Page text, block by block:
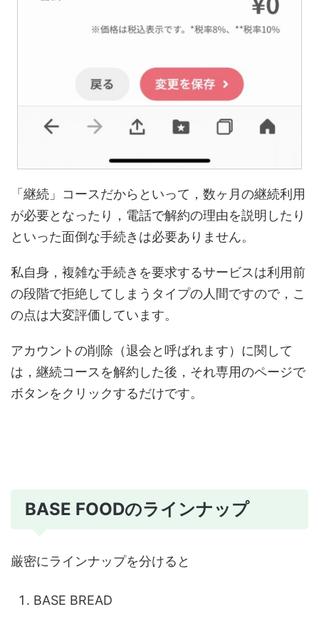
「継続」コースだからといって，数ヶ月の継続利用
が必要となったり，電話で解約の理由を説明したり
といった面倒な手続きは必要ありません。
私自身，複雑な手続きを要求するサービスは利用前
の段階で拒絶してしまうタイプの人間ですので，こ
の点は大変評価しています。
アカウントの削除（退会と呼ばれます）に関して
は，継続コースを解約した後，それ専用のページで
ボタンをクリックするだけです。
BASE FOODのラインナップ
厳密にラインナップを分けると
BASE BREAD